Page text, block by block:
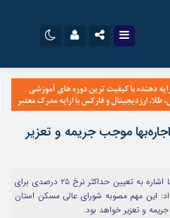
تلگرام
ایتا
اپلیکیشن
موجب جریمه و تعزیر
مدیر کل راه و شهرسازی استان تهران با اشاره به تعیین حداکثر نرخ ۲۵ درصدی برای
این مهم مصوبه شورای عالی مسکن استان
و تعزیر خواهد بود.